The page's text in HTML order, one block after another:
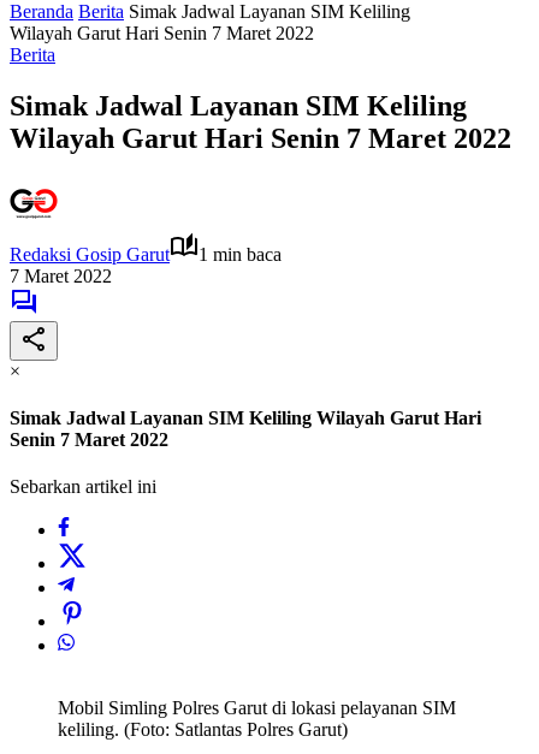
Beranda Berita Simak Jadwal Layanan SIM Keliling
Wilayah Garut Hari Senin 7 Maret 2022
Berita
Simak Jadwal Layanan SIM Keliling
Wilayah Garut Hari Senin 7 Maret 2022
Redaksi Gosip Garut
1 min baca
7 Maret 2022
×
Simak Jadwal Layanan SIM Keliling Wilayah Garut Hari
Senin 7 Maret 2022
Sebarkan artikel ini
Mobil Simling Polres Garut di lokasi pelayanan SIM
keliling. (Foto: Satlantas Polres Garut)